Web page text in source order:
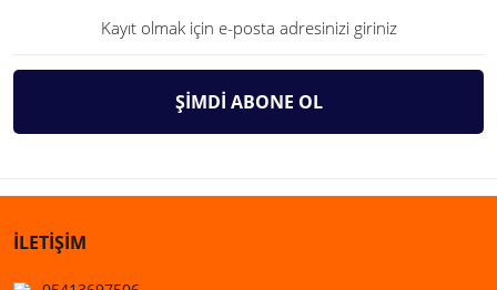
ŞİMDİ ABONE OL
İLETİŞİM